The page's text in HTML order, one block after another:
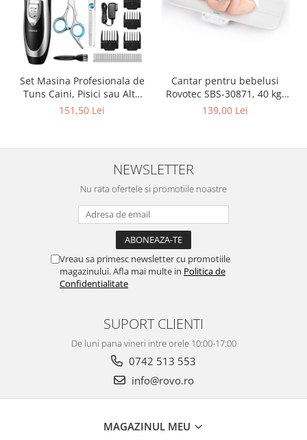
Set Masina Profesionala de
Tuns Caini, Pisici sau Alte
Animale, Rovo T3, fara fir,
151,50 Lei
Cantar pentru bebelusi
Rovotec SBS-30871, 40 kg,
60 cm, Afisaj LED
139,00 Lei
NEWSLETTER
Nu rata ofertele si promotiile noastre
Vreau sa primesc newsletter cu promotiile
magazinului. Afla mai multe in Politica de
Confidentialitate
SUPORT CLIENTI
De luni pana vineri intre orele 10:00-17:00
0742 513 553
info@rovo.ro
MAGAZINUL MEU